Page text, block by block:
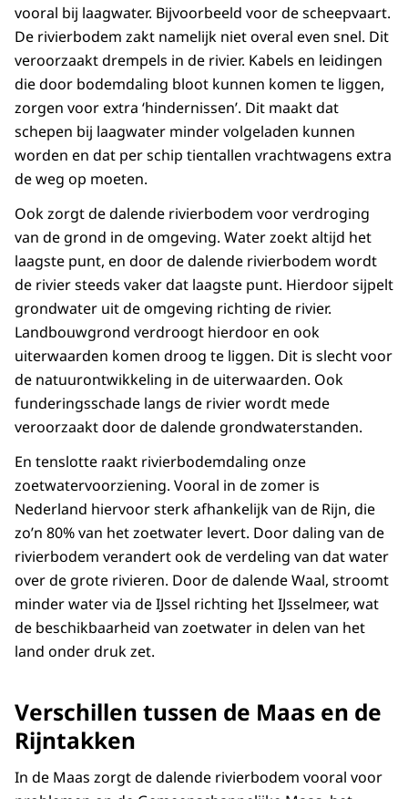
vooral bij laagwater. Bijvoorbeeld voor de scheepvaart.
De rivierbodem zakt namelijk niet overal even snel. Dit
veroorzaakt drempels in de rivier. Kabels en leidingen
die door bodemdaling bloot kunnen komen te liggen,
zorgen voor extra ‘hindernissen’. Dit maakt dat
schepen bij laagwater minder volgeladen kunnen
worden en dat per schip tientallen vrachtwagens extra
de weg op moeten.
Ook zorgt de dalende rivierbodem voor verdroging
van de grond in de omgeving. Water zoekt altijd het
laagste punt, en door de dalende rivierbodem wordt
de rivier steeds vaker dat laagste punt. Hierdoor sijpelt
grondwater uit de omgeving richting de rivier.
Landbouwgrond verdroogt hierdoor en ook
uiterwaarden komen droog te liggen. Dit is slecht voor
de natuurontwikkeling in de uiterwaarden. Ook
funderingsschade langs de rivier wordt mede
veroorzaakt door de dalende grondwaterstanden.
En tenslotte raakt rivierbodemdaling onze
zoetwatervoorziening. Vooral in de zomer is
Nederland hiervoor sterk afhankelijk van de Rijn, die
zo’n 80% van het zoetwater levert. Door daling van de
rivierbodem verandert ook de verdeling van dat water
over de grote rivieren. Door de dalende Waal, stroomt
minder water via de IJssel richting het IJsselmeer, wat
de beschikbaarheid van zoetwater in delen van het
land onder druk zet.
Verschillen tussen de Maas en de
Rijntakken
In de Maas zorgt de dalende rivierbodem vooral voor